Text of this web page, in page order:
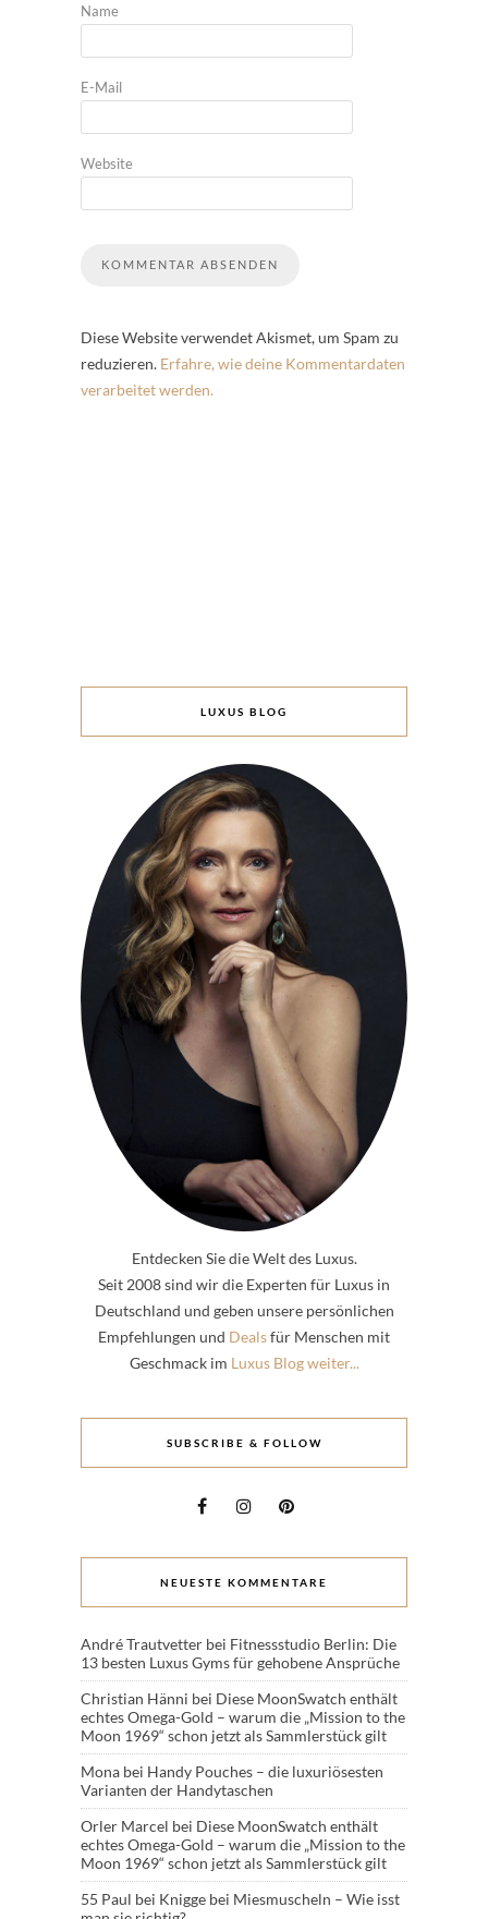
Name
E-Mail
Website
Diese Website verwendet Akismet, um Spam zu
reduzieren. Erfahre, wie deine Kommentardaten
verarbeitet werden.
LUXUS BLOG
Entdecken Sie die Welt des Luxus.
Seit 2008 sind wir die Experten für Luxus in
Deutschland und geben unsere persönlichen
Empfehlungen und Dealsfür Menschen mit
Geschmack im Luxus Blog weiter...
SUBSCRIBE & FOLLOW
NEUESTE KOMMENTARE
André Trautvetter bei Fitnessstudio Berlin: Die
13 besten Luxus Gyms für gehobene Ansprüche
Christian Hänni bei Diese MoonSwatch enthält
echtes Omega-Gold – warum die „Mission to the
Moon 1969“ schon jetzt als Sammlerstück gilt
Mona bei Handy Pouches – die luxuriösesten
Varianten der Handytaschen
Orler Marcel bei Diese MoonSwatch enthält
echtes Omega-Gold – warum die „Mission to the
Moon 1969“ schon jetzt als Sammlerstück gilt
55 Paul bei Knigge bei Miesmuscheln – Wie isst